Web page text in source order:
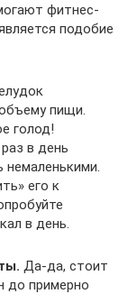
фитнес-
подобие
пищи.
голод!
в день
его к
в день.
Да-да, стоит
до примерно